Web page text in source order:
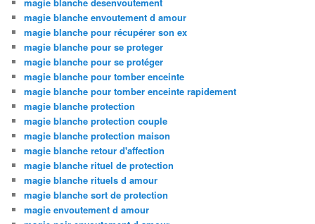
magie blanche envoutement d amour
magie blanche pour récupérer son ex
magie blanche pour se proteger
magie blanche pour se protéger
magie blanche pour tomber enceinte
magie blanche pour tomber enceinte rapidement
magie blanche protection
magie blanche protection couple
magie blanche protection maison
magie blanche retour d'affection
magie blanche rituel de protection
magie blanche rituels d amour
magie blanche sort de protection
magie envoutement d amour